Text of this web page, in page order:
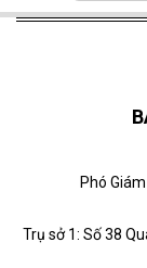
Phó
Trụ sở 1: Số 38